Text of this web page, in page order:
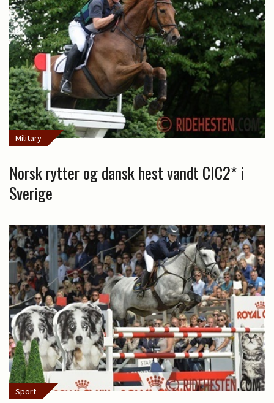
Military
Norsk rytter og dansk hest vandt CIC2* i
Sverige
Sport